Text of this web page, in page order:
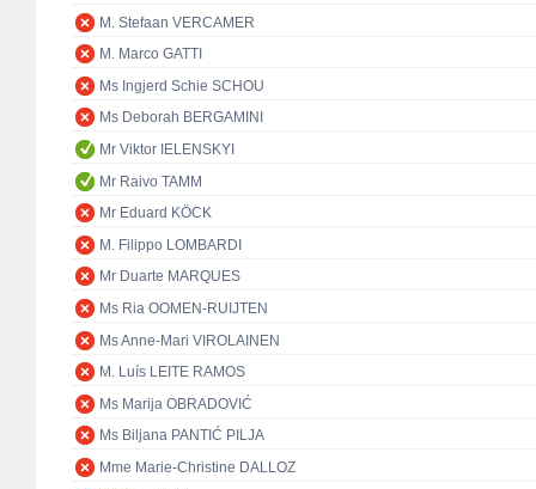
M. Stefaan VERCAMER
M. Marco GATTI
Ms Ingjerd Schie SCHOU
Ms Deborah BERGAMINI
Mr Viktor IELENSKYI
Mr Raivo TAMM
Mr Eduard KÖCK
M. Filippo LOMBARDI
Mr Duarte MARQUES
Ms Ria OOMEN-RUIJTEN
Ms Anne-Mari VIROLAINEN
M. Luís LEITE RAMOS
Ms Marija OBRADOVIĆ
Ms Biljana PANTIĆ PILJA
Mme Marie-Christine DALLOZ